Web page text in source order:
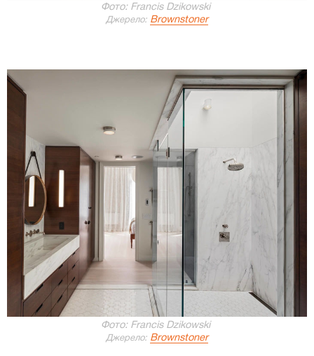
Фото: Francis Dzikowski
Джерело: Brownstoner
Фото: Francis Dzikowski
Джерело: Brownstoner